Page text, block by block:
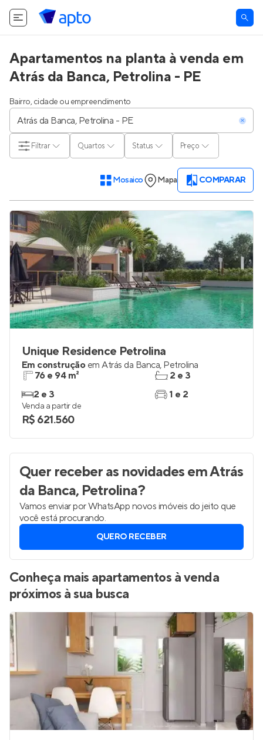
Apartamentos na planta à venda em
Atrás da Banca, Petrolina - PE
Bairro, cidade ou empreendimento
Quartos Status Preço
Filtrar
Mosaico Mapa COMPARAR
Unique Residence Petrolina
Em construção em Atrás da Banca, Petrolina
76 e 94 m²
2 e 3
2 e 3
1 e 2
Venda a partir de
R$ 621.560
Quer receber as novidadesem Atrás
da Banca, Petrolina?
Vamos enviar por WhatsApp novos imóveis do jeito que
você está procurando.
QUERO RECEBER
Conheça mais apartamentos à venda
próximos à sua busca